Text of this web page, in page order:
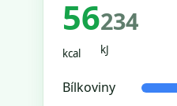
56
kcal
234
kJ
Bílkoviny